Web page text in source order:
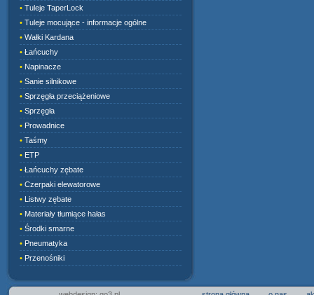
• Tuleje TaperLock
• Tuleje mocujące - informacje ogólne
• Wałki Kardana
• Łańcuchy
• Napinacze
• Sanie silnikowe
• Sprzęgła przeciążeniowe
• Sprzęgła
• Prowadnice
• Taśmy
• ETP
• Łańcuchy zębate
• Czerpaki elewatorowe
• Listwy zębate
• Materiały tłumiące hałas
• Środki smarne
• Pneumatyka
• Przenośniki